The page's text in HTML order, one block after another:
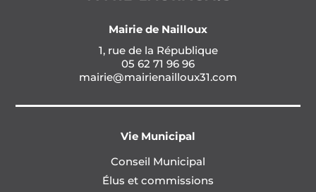
Mairie de Nailloux
1, rue de la République
05 62 71 96 96
mairie@mairienailloux31.com
Vie Municipal
Conseil Municipal
Élus et commissions